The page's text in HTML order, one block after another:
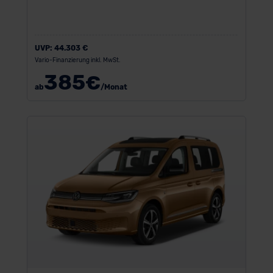
UVP: 44.303 €
Vario-Finanzierung inkl. MwSt.
ab385€/Monat